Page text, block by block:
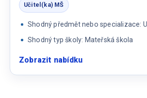
Učitel(ka) MŠ
Shodný předmět nebo specializace:
Shodný typ školy: Mateřská škola
Zobrazit nabídku: